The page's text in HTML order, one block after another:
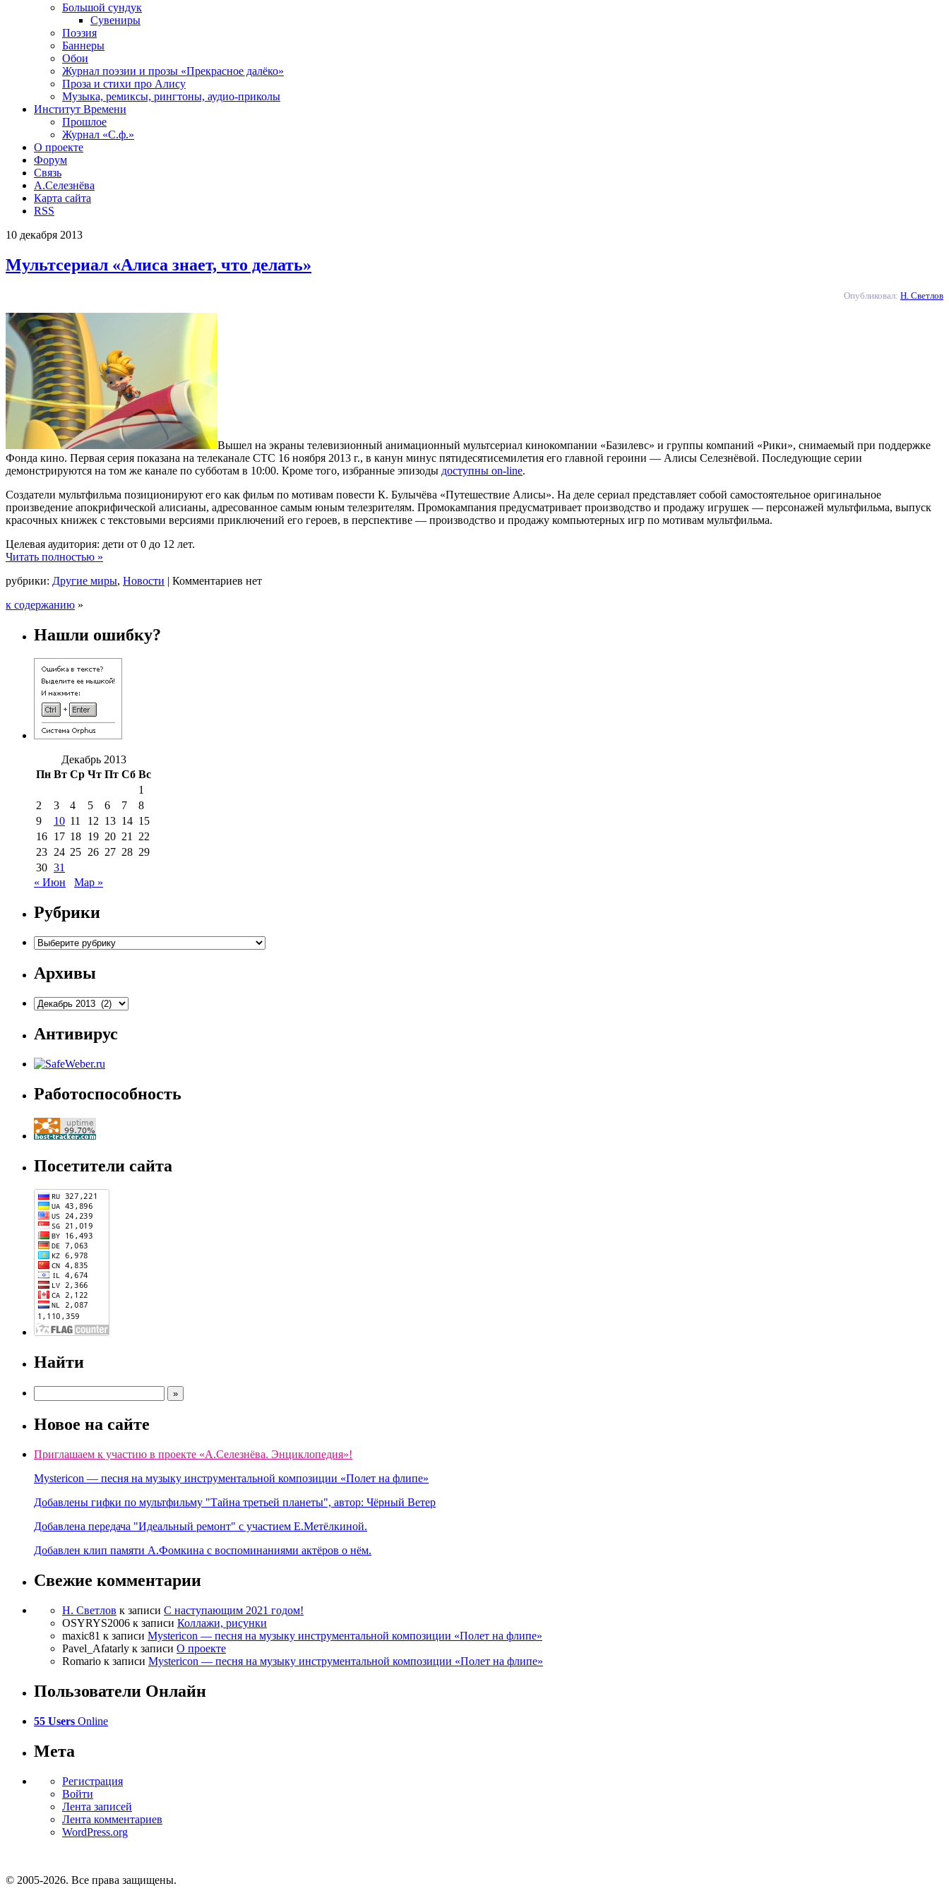
Большой сундук
Сувениры
Поэзия
Баннеры
Обои
Журнал поэзии и прозы «Прекрасное далёко»
Проза и стихи про Алису
Музыка, ремиксы, рингтоны, аудио-приколы
Институт Времени
Прошлое
Журнал «С.ф.»
О проекте
Форум
Связь
А.Селезнёва
Карта сайта
RSS
10 декабря 2013
Мультсериал «Алиса знает, что делать»
Опубликовал: Н. Светлов
Вышел на экраны телевизионный анимационный мультсериал кинокомпании «Базилевс» и группы компаний «Рики», снимаемый при поддержке
Фонда кино. Первая серия показана на телеканале СТС 16 ноября 2013 г., в канун минус пятидесятисемилетия его главной героини — Алисы Селезнёвой. Последующие серии
демонстрируются на том же канале по субботам в 10:00. Кроме того, избранные эпизоды доступны on-line.
Создатели мультфильма позиционируют его как фильм по мотивам повести К. Булычёва «Путешествие Алисы». На деле сериал представляет собой самостоятельное оригинальное
произведение апокрифической алисианы, адресованное самым юным телезрителям. Промокампания предусматривает производство и продажу игрушек — персонажей мультфильма, выпуск
красочных книжек с текстовыми версиями приключений его героев, в перспективе — производство и продажу компьютерных игр по мотивам мультфильма.
Целевая аудитория: дети от 0 до 12 лет.
Читать полностью »
рубрики: Другие миры, Новости | Комментариев нет
к содержанию »
Нашли ошибку?
Декабрь 2013
Пн Вт Ср Чт Пт Сб Вс
1
2
3 4 5 6 7
8
9
10 11 12 13 14 15
16 17 18 19 20 21 22
23 24 25 26 27 28 29
30 31
« Июн
Мар »
Рубрики
Рубрики
Архивы
Архивы
Антивирус
Работоспособность
Посетители сайта
Найти
Новое на сайте
Приглашаем к участию в проекте «А.Селезнёва. Энциклопедия»!
Mystericon — песня на музыку инструментальной композиции «Полет на флипе»
Добавлены гифки по мультфильму "Тайна третьей планеты", автор: Чёрный Ветер
Добавлена передача "Идеальный ремонт" с участием Е.Метёлкиной.
Добавлен клип памяти А.Фомкина с воспоминаниями актёров о нём.
Свежие комментарии
Н. Светлов к записи C наступающим 2021 годом!
OSYRYS2006 к записи Коллажи, рисунки
maxic81 к записи Mystericon — песня на музыку инструментальной композиции «Полет на флипе»
Pavel_Afatarly к записи О проекте
Romario к записи Mystericon — песня на музыку инструментальной композиции «Полет на флипе»
Пользователи Онлайн
55 Users Online
Мета
Регистрация
Войти
Лента записей
Лента комментариев
WordPress.org
© 2005-2026. Все права защищены.